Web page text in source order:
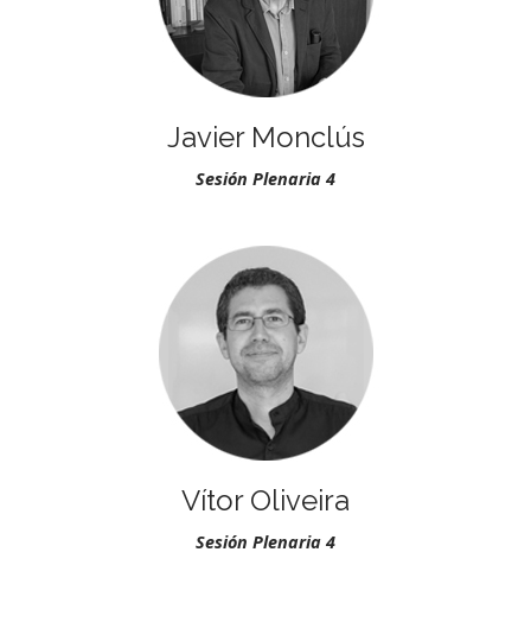
Javier Monclús
Sesión Plenaria 4
Vítor Oliveira
Sesión Plenaria 4